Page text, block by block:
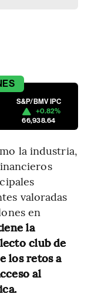
S&P/BMV IPC
+0.82%
66,938.64
la industria,
valoradas
en
la
club de
los retos a
al